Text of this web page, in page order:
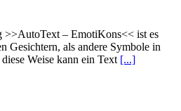
>>AutoText – EmotiKons<< ist es
Gesichtern, als andere Symbole in
Weise kann ein Text [...]